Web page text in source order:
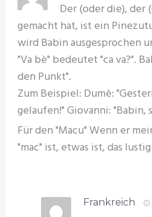
Der (oder die), der
gemacht hat, ist ein
wird Babin ausgesprochen
"Va bè" bedeutet "ca va?".
den Punkt".
Zum Beispiel: Dumè:
gelaufen!" Giovanni: "Babin,
Für den "Macu" Wenn er
"mac" ist, etwas ist, das
Frankreich